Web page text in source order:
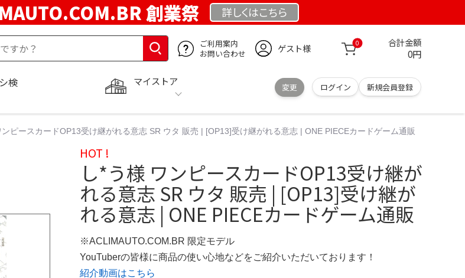
創業祭 詳しくはこちら
ご利用案内
お問い合わせ
ゲスト様 0 合計金額
0円
マイストア
変更 ログイン 新規会員登録
検
ンピースカードOP13受け継がれる意志 SR ウタ 販売 | [OP13]受け継がれる意志 | ONE PIECEカードゲーム通販
HOT !
し*う様 ワンピースカードOP13受け継が
れる意志 SR ウタ 販売 | [OP13]受け継が
れる意志 | ONE PIECEカードゲーム通販
※ACLIMAUTO.COM.BR 限定モデル
YouTuberの皆様に商品の使い心地などをご紹介いただいております！
紹介動画はこちら